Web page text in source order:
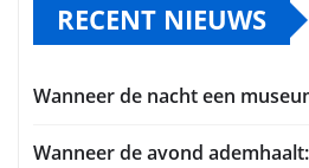
RECENT NIEUWS
Wanneer de nacht een
Wanneer de avond